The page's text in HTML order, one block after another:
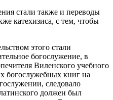
стали также и переводы
катехизиса, с тем, чтобы
этого стали
богослужение, в
Виленского учебного
богослужебных книг на
следовало
должен был